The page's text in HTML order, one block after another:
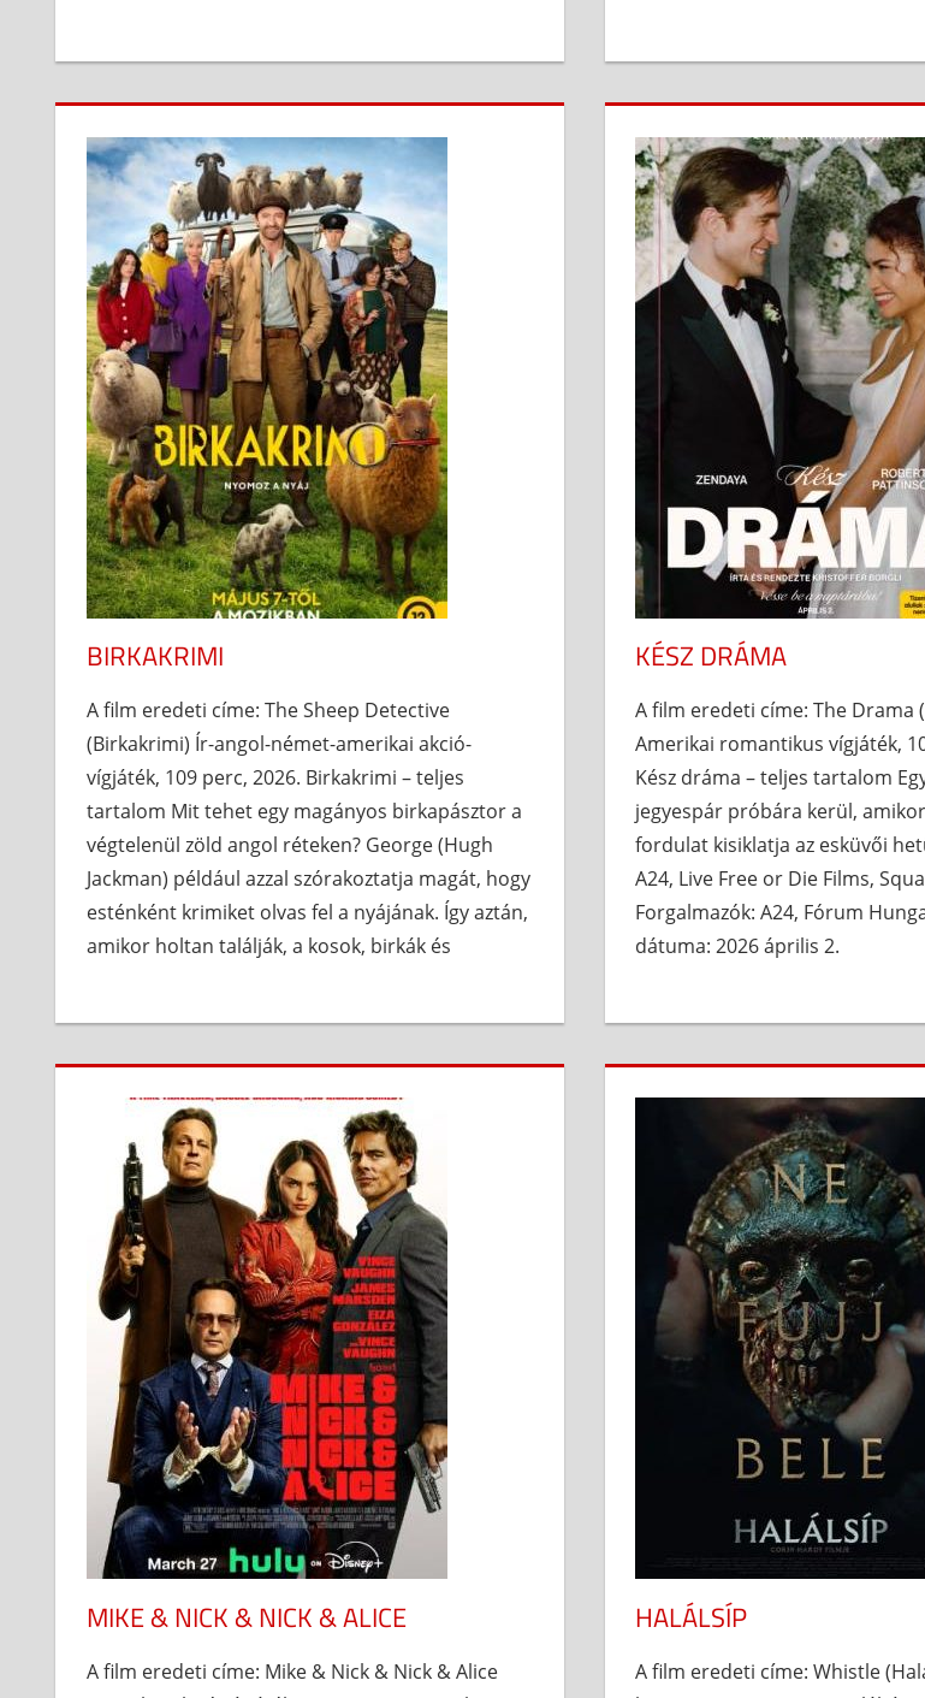
BIRKAKRIMI
A film eredeti címe: The Sheep Detective
(Birkakrimi) Ír-angol-német-amerikai akció-
vígjáték, 109 perc, 2026. Birkakrimi – teljes
tartalom Mit tehet egy magányos birkapásztor a
végtelenül zöld angol réteken? George (Hugh
Jackman) például azzal szórakoztatja magát, hogy
esténként krimiket olvas fel a nyájának. Így aztán,
amikor holtan találják, a kosok, birkák és
KÉSZ DRÁMA
A film eredeti címe: The Drama
Amerikai romantikus vígjáték,
Kész dráma – teljes tartalom
jegyespár próbára kerül,
fordulat kisiklatja az esküvői
A24, Live Free or Die Films,
Forgalmazók: A24, Fórum
dátuma: 2026 április 2.
MIKE & NICK & NICK & ALICE
A film eredeti címe: Mike & Nick & Nick & Alice
HALÁLSÍP
A film eredeti címe: Whistle